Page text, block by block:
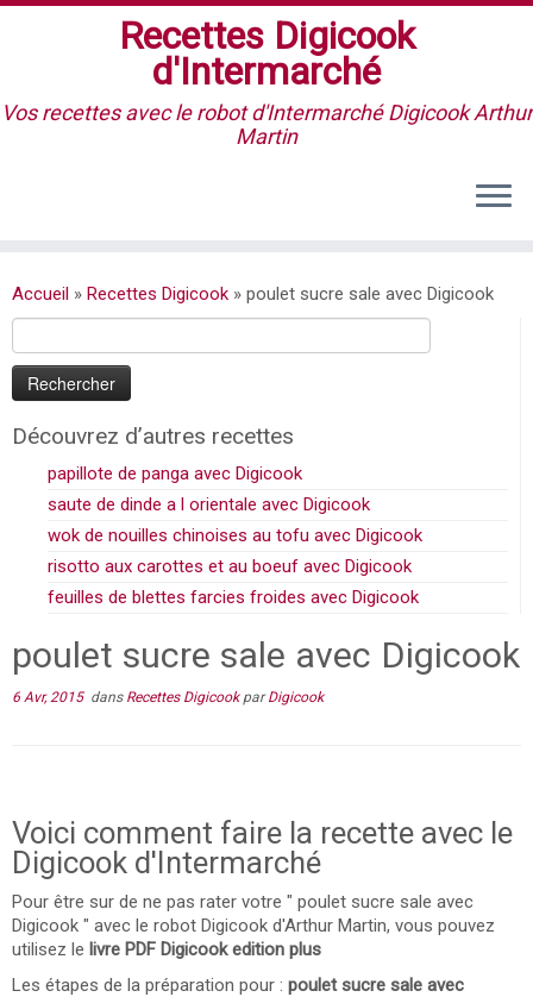
Recettes Digicook
d'Intermarché
Vos recettes avec le robot d'Intermarché Digicook Arthur
Martin
Accueil » Recettes Digicook » poulet sucre sale avec Digicook
Découvrez d’autres recettes
papillote de panga avec Digicook
saute de dinde a l orientale avec Digicook
wok de nouilles chinoises au tofu avec Digicook
risotto aux carottes et au boeuf avec Digicook
feuilles de blettes farcies froides avec Digicook
poulet sucre sale avec Digicook
6 Avr, 2015dans Recettes Digicook parDigicook
Voici comment faire la recette avec le
Digicook d'Intermarché
Pour être sur de ne pas rater votre " poulet sucre sale avec
Digicook " avec le robot Digicook d'Arthur Martin, vous pouvez
utilisez le livre PDF Digicook edition plus
Les étapes de la préparation pour : poulet sucre sale avec